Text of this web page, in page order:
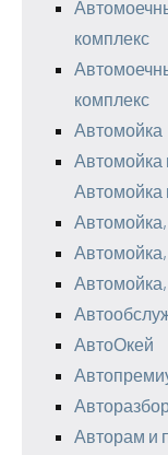
комплекс
комплекс
Автомойка
Автомойка
Автомойка
АвтоОкей
Авторам и